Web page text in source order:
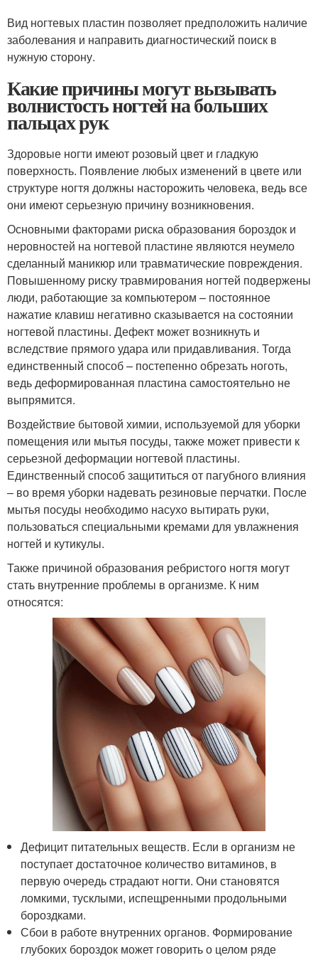
Вид ногтевых пластин позволяет предположить наличие
заболевания и направить диагностический поиск в
нужную сторону.
Какие причины могут вызывать
волнистость ногтей на больших
пальцах рук
Здоровые ногти имеют розовый цвет и гладкую
поверхность. Появление любых изменений в цвете или
структуре ногтя должны насторожить человека, ведь все
они имеют серьезную причину возникновения.
Основными факторами риска образования бороздок и
неровностей на ногтевой пластине являются неумело
сделанный маникюр или травматические повреждения.
Повышенному риску травмирования ногтей подвержены
люди, работающие за компьютером – постоянное
нажатие клавиш негативно сказывается на состоянии
ногтевой пластины. Дефект может возникнуть и
вследствие прямого удара или придавливания. Тогда
единственный способ – постепенно обрезать ноготь,
ведь деформированная пластина самостоятельно не
выпрямится.
Воздействие бытовой химии, используемой для уборки
помещения или мытья посуды, также может привести к
серьезной деформации ногтевой пластины.
Единственный способ защититься от пагубного влияния
– во время уборки надевать резиновые перчатки. После
мытья посуды необходимо насухо вытирать руки,
пользоваться специальными кремами для увлажнения
ногтей и кутикулы.
Также причиной образования ребристого ногтя могут
стать внутренние проблемы в организме. К ним
относятся:
Дефицит питательных веществ. Если в организм не
поступает достаточное количество витаминов, в
первую очередь страдают ногти. Они становятся
ломкими, тусклыми, испещренными продольными
бороздками.
Сбои в работе внутренних органов. Формирование
глубоких бороздок может говорить о целом ряде